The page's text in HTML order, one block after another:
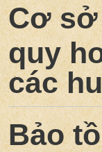
Cơ sở
quy
các
Bảo